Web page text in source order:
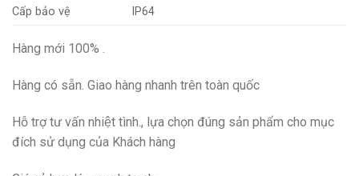
Cấp bảo vệ
IP64
Hàng mới 100% .
Hàng có sẵn. Giao hàng nhanh trên toàn quốc
Hỗ trợ tư vấn nhiệt tình., lựa chọn đúng sản phẩm cho mục
đích sử dụng của Khách hàng